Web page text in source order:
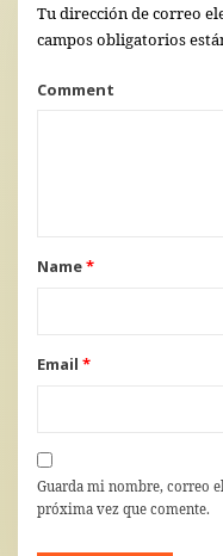
Tu dirección de correo
campos obligatorios
Comment
Name*
Email *
Guarda mi nombre, correo
próxima vez que comente.